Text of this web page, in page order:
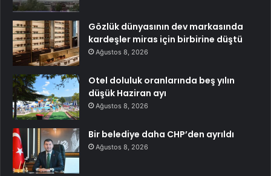
Gözlük dünyasının dev markasında
kardeşler miras için birbirine düştü
Ağustos 8, 2026
Otel doluluk oranlarında beş yılın
düşük Haziran ayı
Ağustos 8, 2026
Bir belediye daha CHP’den ayrıldı
Ağustos 8, 2026